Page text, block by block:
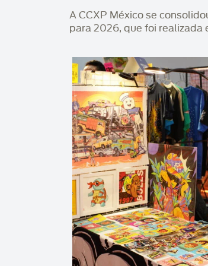
A CCXP México se
para 2026, que foi realizada